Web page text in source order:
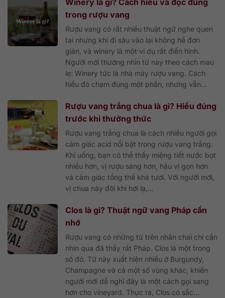
Winery là gì? Cách hiểu và đọc đúng
trong rượu vang
Rượu vang có rất nhiều thuật ngữ nghe quen
tai nhưng khi đi sâu vào lại không hề đơn
giản, và winery là một ví dụ rất điển hình.
Người mới thường nhìn từ này theo cách mau
lẹ: Winery tức là nhà máy rượu vang. Cách
hiểu đó chạm đúng một phần, nhưng vẫn...
Rượu vang trắng chua là gì? Hiểu đúng
trước khi thưởng thức
Rượu vang trắng chua là cách nhiều người gọi
cảm giác acid nổi bật trong rượu vang trắng.
Khi uống, bạn có thể thấy miệng tiết nước bọt
nhiều hơn, vị rượu sáng hơn, hậu vị gọn hơn
và cảm giác tổng thể khá tươi. Với người mới,
vị chua này đôi khi hơi lạ,...
Clos là gì? Thuật ngữ vang Pháp cần
nhớ
Rượu vang có những từ trên nhãn chai chỉ cần
nhìn qua đã thấy rất Pháp. Clos là một trong
số đó. Từ này xuất hiện nhiều ở Burgundy,
Champagne và cả một số vùng khác, khiến
người mới dễ nghĩ đây là một cách gọi sang
hơn cho vineyard. Thực ra, Clos có sắc...